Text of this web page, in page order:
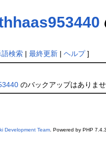
語検索| 最終更新| ヘルプ]
のバックアップはありませ
Development Team. Powered by PHP